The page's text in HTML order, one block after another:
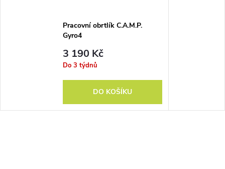
Pracovní obrtlík C.A.M.P.
Gyro4
3 190 Kč
Do 3 týdnů
DO KOŠÍKU